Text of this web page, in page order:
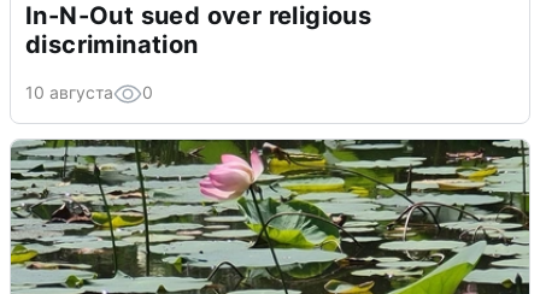
In-N-Out sued over religious
discrimination
10 августа 0